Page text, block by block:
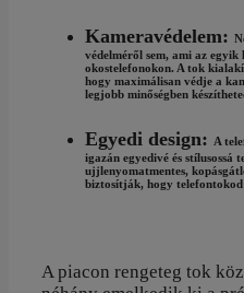
Kameravédelem:
védelméről sem, ami az egyik
okostelefonokon. A tok
hogy maximálisan védje a
legjobb minőségben
Egyedi design: A
igazán egyedivé és stílusossá
ujjlenyomatmentes,
biztosítják, hogy
A piacon rengeteg tok